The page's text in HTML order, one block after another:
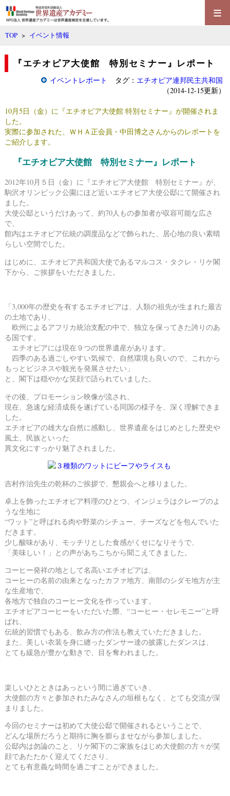
≡
TOP > イベント情報
『エチオピア大使館 特別セミナー』レポート
イベントレポート タグ： エチオピア連邦民主共和国
（2014-12-15更新）
10月5日（金）に『エチオピア大使館 特別セミナー』が開催されま
した。
実際に参加された、ＷＨＡ正会員・中田博之さんからのレポートを
ご紹介します。
『エチオピア大使館 特別セミナー』レポート
2012年10月５日（金）に『エチオピア大使館 特別セミナー』が、
駒沢オリンピック公園にほど近いエチオピア大使公邸にて開催され
ました。
大使公邸というだけあって、約70人もの参加者が収容可能な広さ
で、
館内はエチオピア伝統の調度品などで飾られた、居心地の良い素晴
らしい空間でした。
はじめに、エチオピア共和国大使であるマルコス・タクレ・リケ閣
下から、ご挨拶をいただきました。
「3,000年の歴史を有するエチオピアは、人類の祖先が生まれた最古
の土地であり、
欧州によるアフリカ統治支配の中で、独立を保ってきた誇りのあ
る国です。
エチオピアには現在９つの世界遺産があります。
四季のある過ごしやすい気候で、自然環境も良いので、これから
もっとビジネスや観光を発展させたい」
と、閣下は穏やかな笑顔で語られていました。
その後、プロモーション映像が流され、
現在、急速な経済成長を遂げている同国の様子を、深く理解できま
した。
エチオピアの雄大な自然に感動し、世界遺産をはじめとした歴史や
風土、民族といった
異文化にすっかり魅了されました。
吉村作治先生の乾杯のご挨拶で、懇親会へと移りました。
卓上を飾ったエチオピア料理のひとつ、インジェラはクレープのよ
うな生地に
“ワット”と呼ばれる肉や野菜のシチュー、チーズなどを包んでいた
だきます。
少し酸味があり、モッチリとした食感がくせになりそうで、
「美味しい！」との声があちこちから聞こえてきました。
コーヒー発祥の地として名高いエチオピアは、
コーヒーの名前の由来となったカファ地方、南部のシダモ地方が主
な生産地で、
各地方で独自のコーヒー文化を作っています。
エチオピアコーヒーをいただいた際、“コーヒー・セレモニー”と呼
ばれ、
伝統的習慣でもある、飲み方の作法も教えていただきました。
また、美しい衣装を身に纏ったダンサー達の披露したダンスは、
とても緩急が豊かな動きで、目を奪われました。
楽しいひとときはあっという間に過ぎていき、
大使館の方々と参加されたみなさんの垣根もなく、とても交流が深
まりました。
今回のセミナーは初めて大使公邸で開催されるということで、
どんな場所だろうと期待に胸を膨らませながら参加しました。
公邸内は勿論のこと、リケ閣下のご家族をはじめ大使館の方々が笑
顔であたたかく迎えてくださり、
とても有意義な時間を過ごすことができました。